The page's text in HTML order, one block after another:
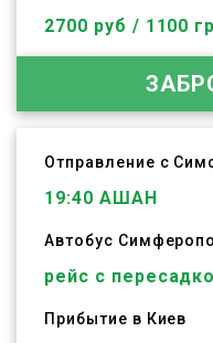
2700 руб / 1100
Отправление с
19:40 АШАН
Автобус
рейс с
Прибытие в Киев